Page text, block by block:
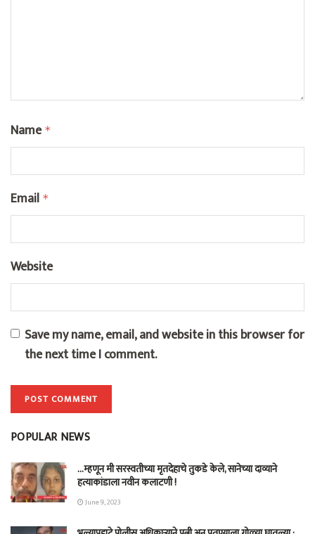
Name *
Email *
Website
Save my name, email, and website in this browser for
the next time I comment.
POPULAR NEWS
…म्हणून मी सरस्वतीच्या मृतदेहाचे तुकडे केले, सानेच्या दाव्याने
हत्याकांडाला नवीन कलाटणी !
June 9, 2023